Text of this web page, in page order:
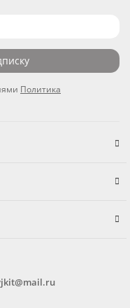
Политика